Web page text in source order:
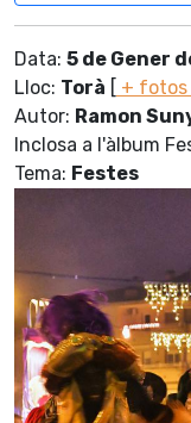
Data: 5 de Gener
Lloc: Torà [ + fotos
Autor: Ramon
Inclosa a l'àlbum
Tema: Festes